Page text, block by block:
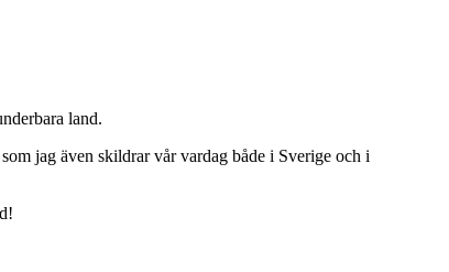
land.
jag även skildrar vår vardag både i Sverige och i